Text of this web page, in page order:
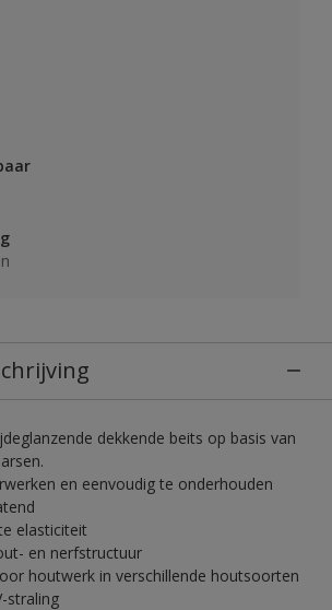
dekkende beits op basis van
en eenvoudig te onderhouden
elasticiteit
en nerfstructuur
houtwerk in verschillende houtsoorten
straling